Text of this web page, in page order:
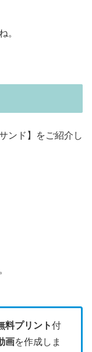
。
ンド】をご紹介し
料プリント付
画を作成しま